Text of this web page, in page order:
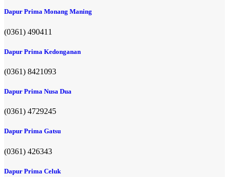
Dapur Prima Monang Maning
(0361) 490411​
Dapur Prima Kedonganan
(0361) 8421093
Dapur Prima Nusa Dua
(0361) 4729245
Dapur Prima Gatsu
(0361) 426343
Dapur Prima Celuk